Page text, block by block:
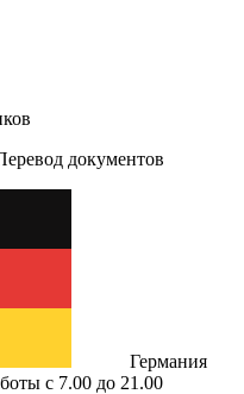
документов
Германия
с 7.00 до 21.00